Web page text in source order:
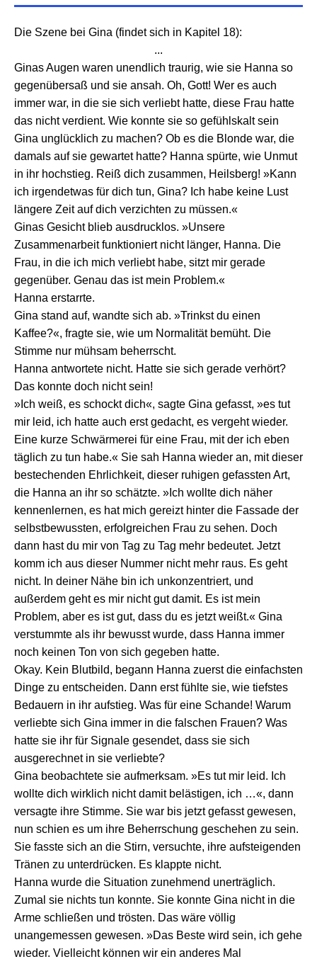
Die Szene bei Gina (findet sich in Kapitel 18):
...
Ginas Augen waren unendlich traurig, wie sie Hanna so
gegenübersaß und sie ansah. Oh, Gott! Wer es auch
immer war, in die sie sich verliebt hatte, diese Frau hatte
das nicht verdient. Wie konnte sie so gefühlskalt sein
Gina unglücklich zu machen? Ob es die Blonde war, die
damals auf sie gewartet hatte? Hanna spürte, wie Unmut
in ihr hochstieg. Reiß dich zusammen, Heilsberg! »Kann
ich irgendetwas für dich tun, Gina? Ich habe keine Lust
längere Zeit auf dich verzichten zu müssen.«
Ginas Gesicht blieb ausdrucklos. »Unsere
Zusammenarbeit funktioniert nicht länger, Hanna. Die
Frau, in die ich mich verliebt habe, sitzt mir gerade
gegenüber. Genau das ist mein Problem.«
Hanna erstarrte.
Gina stand auf, wandte sich ab. »Trinkst du einen
Kaffee?«, fragte sie, wie um Normalität bemüht. Die
Stimme nur mühsam beherrscht.
Hanna antwortete nicht. Hatte sie sich gerade verhört?
Das konnte doch nicht sein!
»Ich weiß, es schockt dich«, sagte Gina gefasst, »es tut
mir leid, ich hatte auch erst gedacht, es vergeht wieder.
Eine kurze Schwärmerei für eine Frau, mit der ich eben
täglich zu tun habe.« Sie sah Hanna wieder an, mit dieser
bestechenden Ehrlichkeit, dieser ruhigen gefassten Art,
die Hanna an ihr so schätzte. »Ich wollte dich näher
kennenlernen, es hat mich gereizt hinter die Fassade der
selbstbewussten, erfolgreichen Frau zu sehen. Doch
dann hast du mir von Tag zu Tag mehr bedeutet. Jetzt
komm ich aus dieser Nummer nicht mehr raus. Es geht
nicht. In deiner Nähe bin ich unkonzentriert, und
außerdem geht es mir nicht gut damit. Es ist mein
Problem, aber es ist gut, dass du es jetzt weißt.« Gina
verstummte als ihr bewusst wurde, dass Hanna immer
noch keinen Ton von sich gegeben hatte.
Okay. Kein Blutbild, begann Hanna zuerst die einfachsten
Dinge zu entscheiden. Dann erst fühlte sie, wie tiefstes
Bedauern in ihr aufstieg. Was für eine Schande! Warum
verliebte sich Gina immer in die falschen Frauen? Was
hatte sie ihr für Signale gesendet, dass sie sich
ausgerechnet in sie verliebte?
Gina beobachtete sie aufmerksam. »Es tut mir leid. Ich
wollte dich wirklich nicht damit belästigen, ich …«, dann
versagte ihre Stimme. Sie war bis jetzt gefasst gewesen,
nun schien es um ihre Beherrschung geschehen zu sein.
Sie fasste sich an die Stirn, versuchte, ihre aufsteigenden
Tränen zu unterdrücken. Es klappte nicht.
Hanna wurde die Situation zunehmend unerträglich.
Zumal sie nichts tun konnte. Sie konnte Gina nicht in die
Arme schließen und trösten. Das wäre völlig
unangemessen gewesen. »Das Beste wird sein, ich gehe
wieder. Vielleicht können wir ein anderes Mal